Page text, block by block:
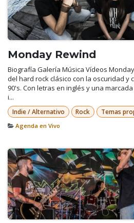
Monday Rewind
Biografía Galería Música Vídeos
del hard rock clásico con la oscuridad y
90's. Con letras en inglés y una
i...
Indie / Alternativo Rock Temas
Agenda en Vivo